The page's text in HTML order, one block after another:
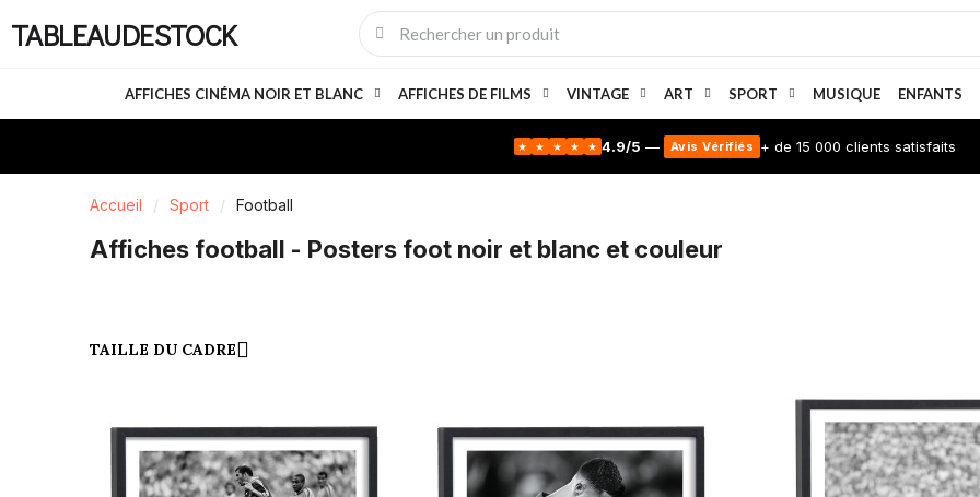
TABLEAUDESTOCK
AFFICHES CINÉMA NOIR ET BLANC AFFICHES DE FILMS VINTAGE ART SPORT MUSIQUE ENFANTS
★ ★ ★ ★ ★ 4.9/5 — Avis Vérifiés + de 15 000 clients satisfaits
Accueil Sport Football
Affiches football - Posters foot noir et blanc et couleur
TAILLE DU CADRE